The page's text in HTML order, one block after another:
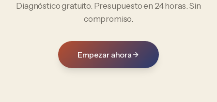
Diagnóstico gratuito. Presupuesto en 24 horas. Sin
compromiso.
Empezar ahora